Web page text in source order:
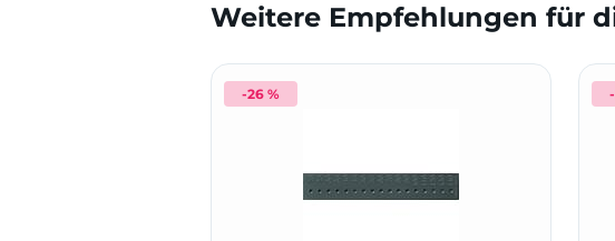
Weitere Empfehlungen für
-26 %